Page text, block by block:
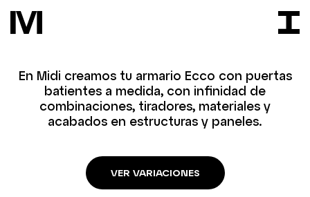
En Midi creamos tu armario Ecco con puertas
batientes a medida, con infinidad de
combinaciones, tiradores, materiales y
acabados en estructuras y paneles.
VER VARIACIONES